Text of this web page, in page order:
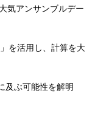
気アンサンブルデー
を活用し、計算を大
及ぶ可能性を解明